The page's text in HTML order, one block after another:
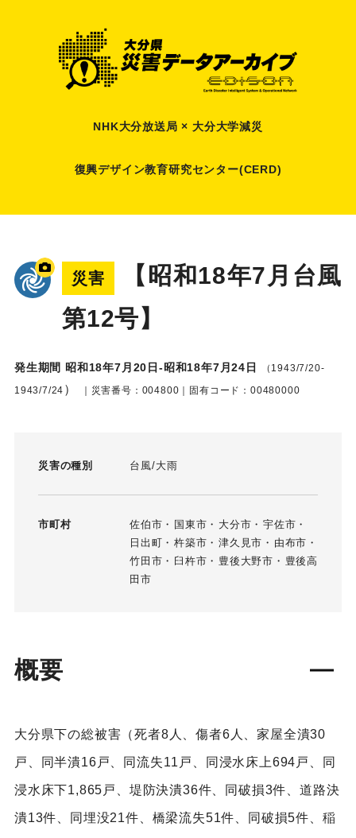
NHK大分放送局 × 大分大学減災
復興デザイン教育研究センター(CERD)
災害
【昭和18年7月台風
第12号】
発生期間 昭和18年7月20日-昭和18年7月24日
（1943/7/20-
1943/7/24 ） ｜災害番号：004800｜固有コード：00480000
災害の種別 台風 大雨
市町村 佐伯市 国東市 大分市
宇佐市
日出町
杵築市 津久見市
由布市
竹田市
臼杵市 豊後大野市
豊後高
田市
概要
大分県下の総被害（死者8人、傷者6人、家屋全潰30
戸、同半潰16戸、同流失11戸、同浸水床上694戸、同
浸水床下1,865戸、堤防決潰36件、同破損3件、道路決
潰13件、同埋没21件、橋梁流失51件、同破損5件、稲